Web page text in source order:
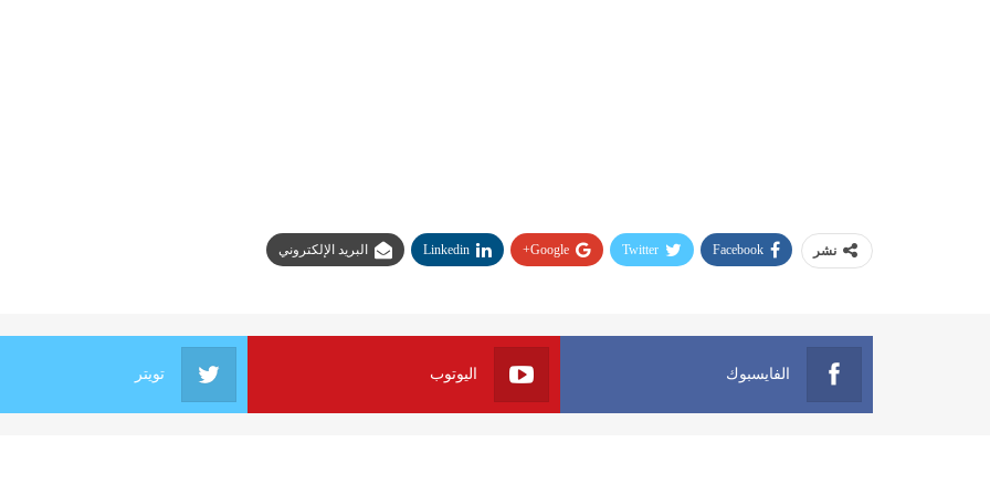
نشر Facebook
Twitter
Google+
Linkedin البريد الإلكتروني
الفايسبوك اليوتوب تويتر